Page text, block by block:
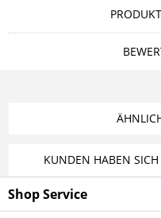
KUNDEN HABEN
Shop Service